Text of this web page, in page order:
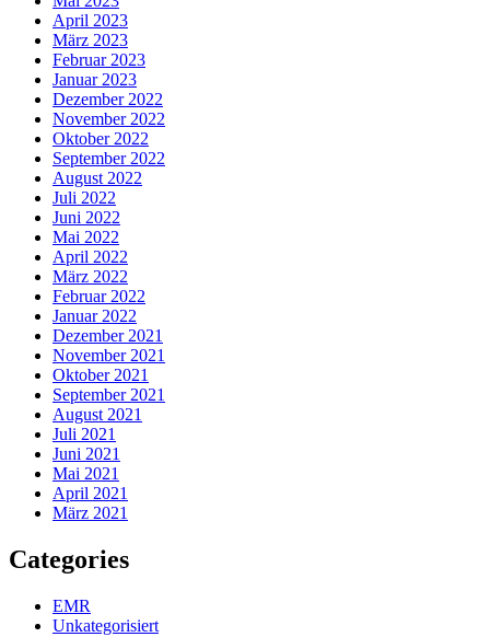
April 2023
März 2023
Februar 2023
Januar 2023
Dezember 2022
November 2022
Oktober 2022
September 2022
August 2022
Juli 2022
Juni 2022
Mai 2022
April 2022
März 2022
Februar 2022
Januar 2022
Dezember 2021
November 2021
Oktober 2021
September 2021
August 2021
Juli 2021
Juni 2021
Mai 2021
April 2021
März 2021
Categories
EMR
Unkategorisiert